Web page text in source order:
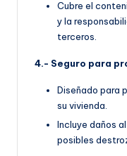
Cubre el
y la
terceros.
4.- Seguro para
Diseñado para
su vivienda.
Incluye daños
posibles